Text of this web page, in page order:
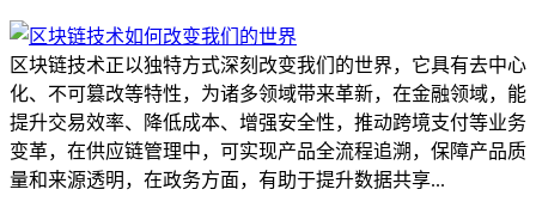
区块链技术正以独特方式深刻改变我们的世界，它具有去中心
化、不可篡改等特性，为诸多领域带来革新，在金融领域，能
提升交易效率、降低成本、增强安全性，推动跨境支付等业务
变革，在供应链管理中，可实现产品全流程追溯，保障产品质
量和来源透明，在政务方面，有助于提升数据共享...